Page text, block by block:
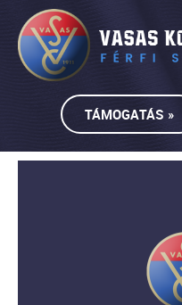
TÁMOGATÁS »